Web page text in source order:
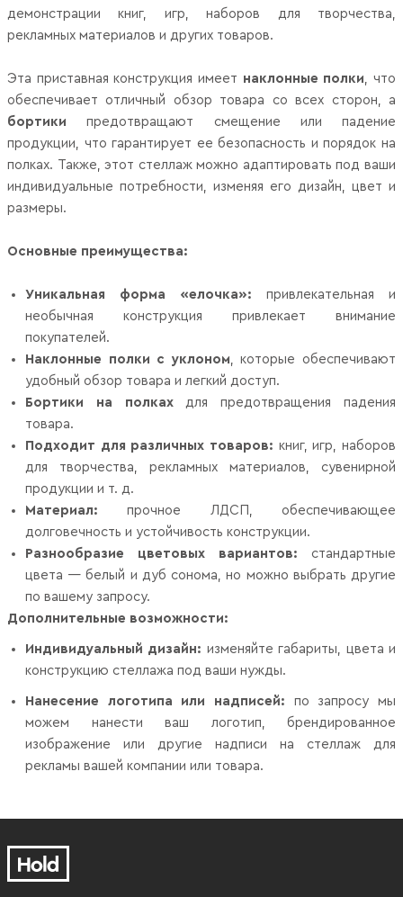
демонстрации книг, игр, наборов для творчества,
рекламных материалов и других товаров.
Эта приставная конструкция имеет наклонные полки , что
обеспечивает отличный обзор товара со всех сторон, а
бортики предотвращают смещение или падение
продукции, что гарантирует ее безопасность и порядок на
полках. Также, этот стеллаж можно адаптировать под ваши
индивидуальные потребности, изменяя его дизайн, цвет и
размеры.
Основные преимущества:
Уникальная форма «елочка»: привлекательная и
необычная конструкция привлекает внимание
покупателей.
Наклонные полки с уклоном , которые обеспечивают
удобный обзор товара и легкий доступ.
Бортики на полках для предотвращения падения
товара.
Подходит для различных товаров: книг, игр, наборов
для творчества, рекламных материалов, сувенирной
продукции и т. д.
Материал: прочное ЛДСП, обеспечивающее
долговечность и устойчивость конструкции.
Разнообразие цветовых вариантов: стандартные
цвета — белый и дуб сонома, но можно выбрать другие
по вашему запросу.
Дополнительные возможности:
Индивидуальный дизайн: изменяйте габариты, цвета и
конструкцию стеллажа под ваши нужды.
Нанесение логотипа или надписей: по запросу мы
можем нанести ваш логотип, брендированное
изображение или другие надписи на стеллаж для
рекламы вашей компании или товара.